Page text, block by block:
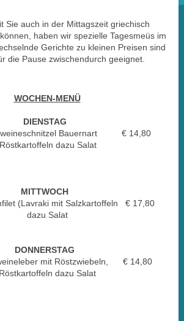
Sie auch in der Mittagszeit griechisch
haben wir spezielle Tagesmeüs im
Gerichte zu kleinen Preisen sind
die Pause zwischendurch geeignet.
WOCHEN-MENÜ
DIENSTAG
Bauernart € 14,80
dazu Salat
MITTWOCH
(Lavraki mit Salzkartoffeln € 17,80
dazu Salat
DONNERSTAG
mit Röstzwiebeln, € 14,80
Röstkartoffeln dazu Salat